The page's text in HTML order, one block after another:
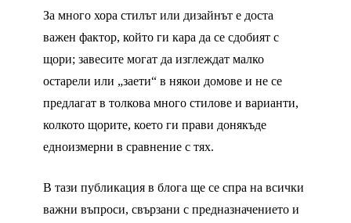
За много хора стилът или дизайнът е доста
важен фактор, който ги кара да се сдобият с
щори; завесите могат да изглеждат малко
остарели или „заети“ в някои домове и не се
предлагат в толкова много стилове и варианти,
колкото щорите, което ги прави донякъде
едноизмерни в сравнение с тях.
В тази публикация в блога ще се спра на всички
важни въпроси, свързани с предназначението и